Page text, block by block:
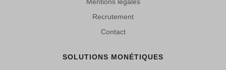
Recrutement
Contact
SOLUTIONS MONÉTIQUES